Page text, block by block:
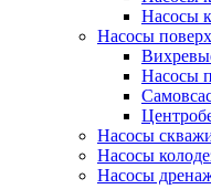
Насосы
Насосы
Насосы
Насосы
Насосы
Насосы